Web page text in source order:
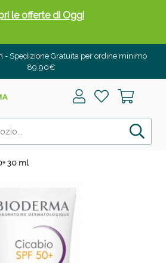
- Spedizione Gratuita per ordine minimo
89,90€
30 ml
Piatta: Sconti fino al 55% validi
solo per OGGI!